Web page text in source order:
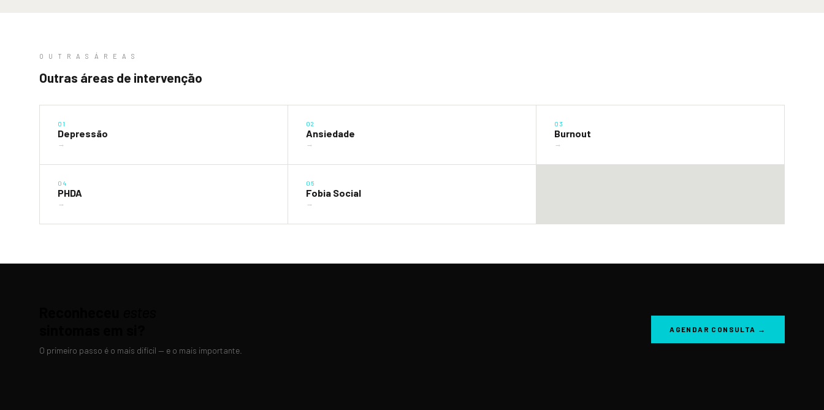
O U T R A S Á R E A S
Outras áreas de intervenção
01
Depressão
→
02
Ansiedade
→
03
Burnout
→
04
PHDA
→
05
Fobia Social
→
O primeiro passo é o mais difícil — e o mais importante.
AGENDAR CONSULTA →